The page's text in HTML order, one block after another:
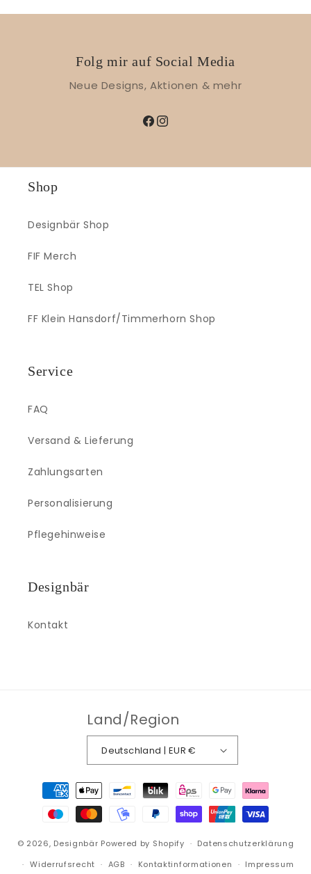
Folg mir auf Social Media
Neue Designs, Aktionen & mehr
Facebook
Instagram
Shop
Designbär Shop
FIF Merch
TEL Shop
FF Klein Hansdorf/Timmerhorn Shop
Service
FAQ
Versand & Lieferung
Zahlungsarten
Personalisierung
Pflegehinweise
Designbär
Kontakt
Land/Region
Deutschland | EUR €
Zahlungsmethoden
© 2026, Designbär Powered by Shopify
Datenschutzerklärung
Widerrufsrecht
AGB Kontaktinformationen Impressum